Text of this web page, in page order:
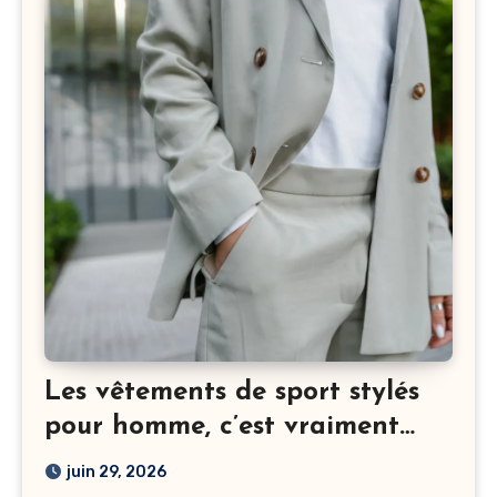
Les vêtements de sport stylés
pour homme, c’est vraiment
possible ?
juin 29, 2026